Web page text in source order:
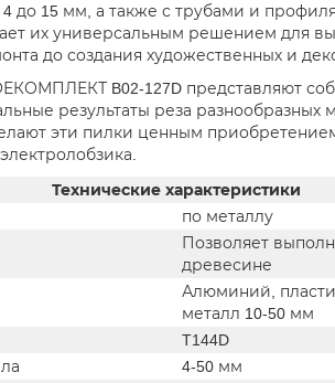
до 15 мм, а также с трубами и
их универсальным решением для
до создания художественных и
B02-127D представляют
результаты реза разнообразных
эти пилки ценным
Технические характеристики
по металлу
Позволяет
древесине
Алюминий,
металл 10-50 мм
T144D
4-50 мм